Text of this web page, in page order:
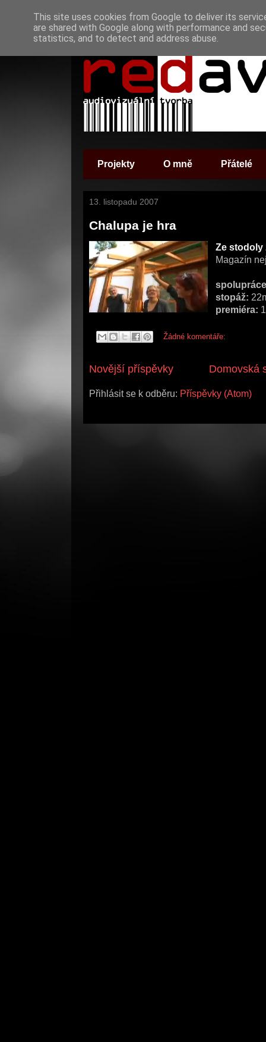
Projekty O mně Přátelé
13. listopadu 2007
Chalupa je hra
Ze stodoly
Magazín
stopáž:
premiéra:
Žádné komentáře:
Novější příspěvky Domovská
Přihlásit se k odběru: Příspěvky (Atom)
This site uses cookies from Google to deliver its
are shared with Google along with performance and
statistics, and to detect and address abuse.